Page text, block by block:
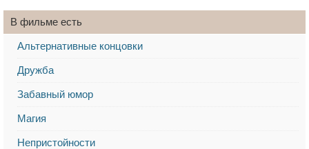
В фильме есть
Альтернативные концовки
Дружба
Забавный юмор
Магия
Непристойности